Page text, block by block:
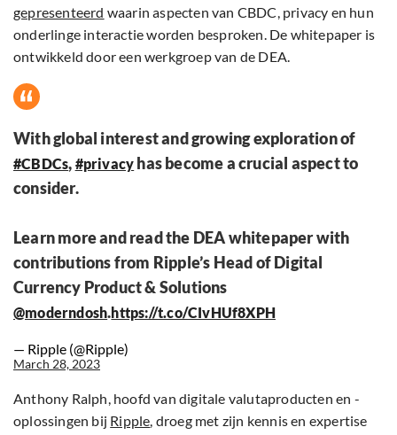
gepresenteerd waarin aspecten van CBDC, privacy en hun
onderlinge interactie worden besproken. De whitepaper is
ontwikkeld door een werkgroep van de DEA.
With global interest and growing exploration of
#CBDCs, #privacy has become a crucial aspect to
consider.
Learn more and read the DEA whitepaper with
contributions from Ripple’s Head of Digital
Currency Product & Solutions
@moderndosh.https://t.co/CIvHUf8XPH
— Ripple (@Ripple)
March 28, 2023
Anthony Ralph, hoofd van digitale valutaproducten en -
oplossingen bij Ripple, droeg met zijn kennis en expertise